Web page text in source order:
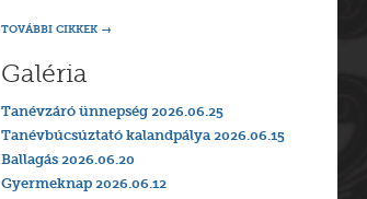
TOVÁBBI CIKKEK
Galéria
Tanévzáró ünnepség 2026.06.25
Tanévbúcsúztató kalandpálya 2026.06.15
Ballagás 2026.06.20
Gyermeknap 2026.06.12